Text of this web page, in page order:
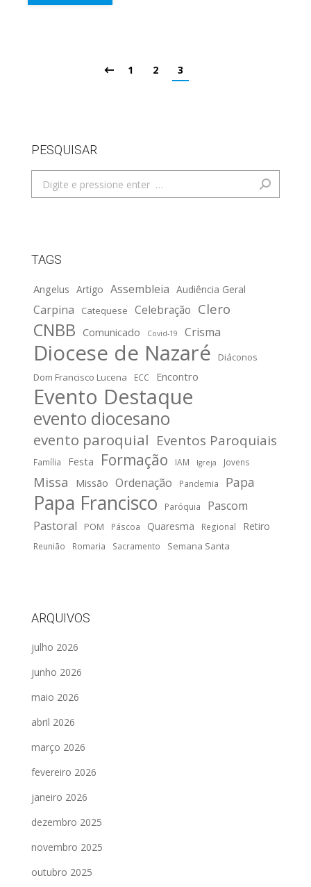
1 2 3
PESQUISAR
Search:
TAGS
Angelus Artigo Assembleia Audiência Geral
Carpina Catequese Celebração Clero
CNBB Comunicado Covid-19 Crisma
Diocese de Nazaré
Diáconos
Dom Francisco Lucena
ECC Encontro
Evento Destaque
evento diocesano
evento paroquial Eventos Paroquiais
Família Festa Formação IAM Igreja Jovens
Missa Missão Ordenação Pandemia Papa
Papa Francisco Paróquia
Pascom
Pastoral
POM Páscoa Quaresma Regional Retiro
Reunião Romaria Sacramento Semana Santa
ARQUIVOS
julho 2026
junho 2026
maio 2026
abril 2026
março 2026
fevereiro 2026
janeiro 2026
dezembro 2025
novembro 2025
outubro 2025